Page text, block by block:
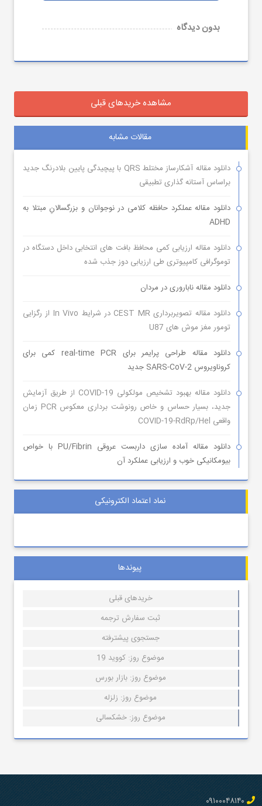
بدون دیدگاه
مشاهده خریدهای قبلی
مقالات مشابه
دانلود مقاله آشکارساز مختلط QRS با پیچیدگی پایین بلادرنگ جدید
براساس آستانه گذاری تطبیقی
دانلود مقاله عملکرد حافظه کلامی در نوجوانان و بزرگسالانِ مبتلا به
ADHD
دانلود مقاله ارزیابی کمی محافظ بافت های انتخابی داخل دستگاه در
توموگرافی کامپیوتری طی ارزیابی دوز جذب شده
دانلود مقاله ناباروری در مردان
دانلود مقاله تصویربرداری CEST MR در شرایط In Vivo از رگزایی
تومور مغز موش های U87
دانلود مقاله طراحی پرایمر برای real-time PCR کمی برای
کروناویروس SARS-CoV-2 جدید
دانلود مقاله بهبود تشخیص مولکولی COVID-19 از طریق آزمایش
جدید، بسیار حساس و خاص رونوشت برداری معکوس PCR زمان
واقعی COVID-19-RdRp/Hel
دانلود مقاله آماده سازی داربست عروقی PU/Fibrin با خواص
بیومکانیکی خوب و ارزیابی عملکرد آن
نماد اعتماد الکترونیکی
پیوندها
خریدهای قبلی
ثبت سفارش ترجمه
جستجوی پیشترفته
موضوع روز: کووید 19
موضوع روز: بازار بورس
موضوع روز: زلزله
موضوع روز: خشکسالی